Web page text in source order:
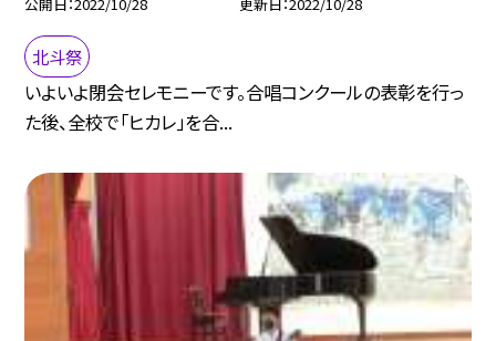
公開日 2022/10/28 更新日 2022/10/28
北斗祭
いよいよ閉会セレモニーです。合唱コンクールの表彰を行っ
た後、全校で「ヒカレ」を合...